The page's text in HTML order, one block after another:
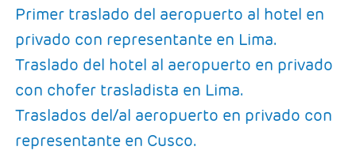
Primer traslado del aeropuerto al hotel en
privado con representante en Lima.
Traslado del hotel al aeropuerto en privado
con chofer trasladista en Lima.
Traslados del/al aeropuerto en privado con
representante en Cusco.